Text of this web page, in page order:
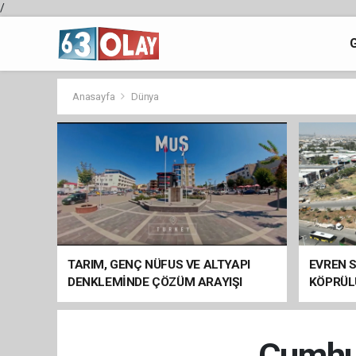
/
Anasayfa Dünya
TARIM, GENÇ NÜFUS VE ALTYAPI
DENKLEMİNDE ÇÖZÜM ARAYIŞI
EVREN
ARAÇ